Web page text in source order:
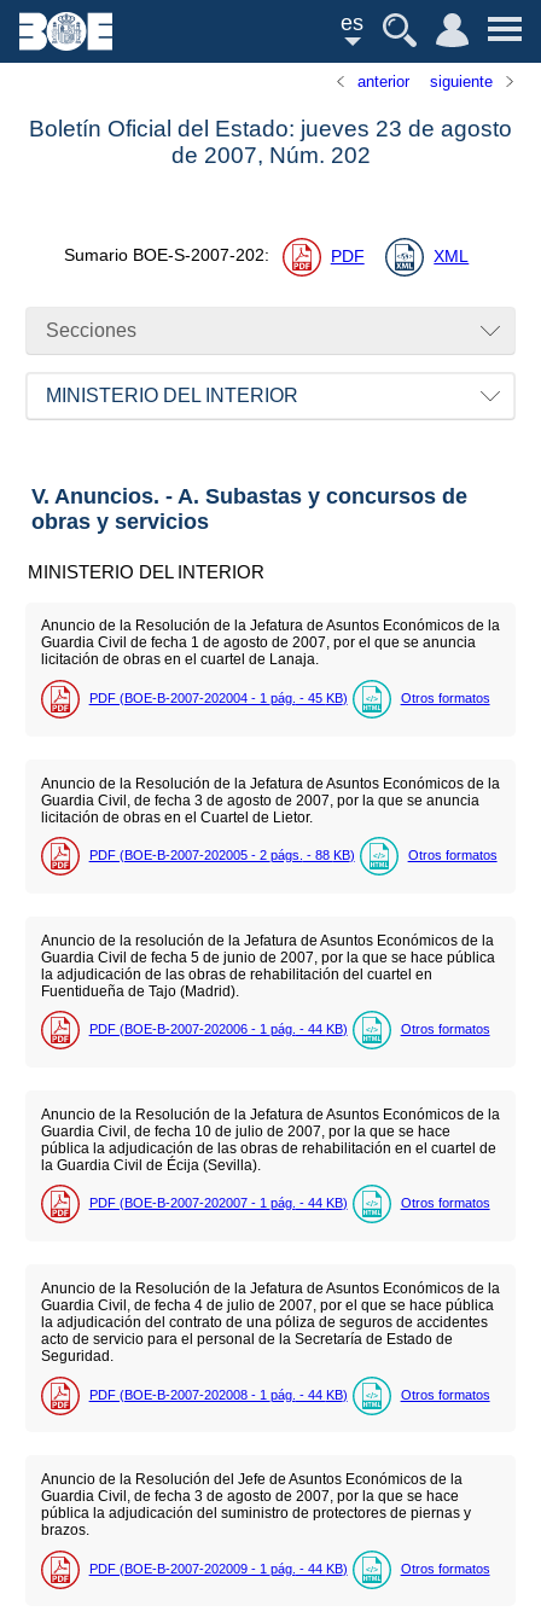
es
anterior siguiente
Boletín Oficial del Estado: jueves 23 de agosto
de 2007, Núm. 202
Sumario BOE-S-2007-202: PDF XML
Secciones
MINISTERIO DEL INTERIOR
V. Anuncios. - A. Subastas y concursos de
obras y servicios
MINISTERIO DEL INTERIOR
Anuncio de la Resolución de la Jefatura de Asuntos Económicos de la
Guardia Civil de fecha 1 de agosto de 2007, por el que se anuncia
licitación de obras en el cuartel de Lanaja.
PDF (BOE-B-2007-202004 - 1 pág. - 45 KB) Otros formatos
Anuncio de la Resolución de la Jefatura de Asuntos Económicos de la
Guardia Civil, de fecha 3 de agosto de 2007, por la que se anuncia
licitación de obras en el Cuartel de Lietor.
PDF (BOE-B-2007-202005 - 2 págs. - 88 KB) Otros formatos
Anuncio de la resolución de la Jefatura de Asuntos Económicos de la
Guardia Civil de fecha 5 de junio de 2007, por la que se hace pública
la adjudicación de las obras de rehabilitación del cuartel en
Fuentidueña de Tajo (Madrid).
PDF (BOE-B-2007-202006 - 1 pág. - 44 KB) Otros formatos
Anuncio de la Resolución de la Jefatura de Asuntos Económicos de la
Guardia Civil, de fecha 10 de julio de 2007, por la que se hace
pública la adjudicación de las obras de rehabilitación en el cuartel de
la Guardia Civil de Écija (Sevilla).
PDF (BOE-B-2007-202007 - 1 pág. - 44 KB) Otros formatos
Anuncio de la Resolución de la Jefatura de Asuntos Económicos de la
Guardia Civil, de fecha 4 de julio de 2007, por el que se hace pública
la adjudicación del contrato de una póliza de seguros de accidentes
acto de servicio para el personal de la Secretaría de Estado de
Seguridad.
PDF (BOE-B-2007-202008 - 1 pág. - 44 KB) Otros formatos
Anuncio de la Resolución del Jefe de Asuntos Económicos de la
Guardia Civil, de fecha 3 de agosto de 2007, por la que se hace
pública la adjudicación del suministro de protectores de piernas y
brazos.
PDF (BOE-B-2007-202009 - 1 pág. - 44 KB) Otros formatos